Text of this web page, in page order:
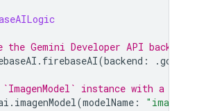
Gemini Developer API backend
. firebaseAI(backend : .
instance with a
. imagenModel(modelName : "imagen-